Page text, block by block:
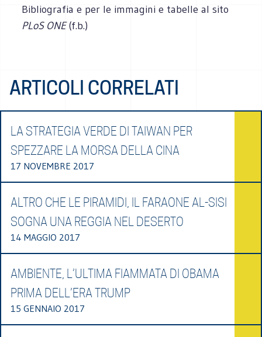
Bibliografia e per le immagini e tabelle al sito
PLoS ONE(f.b.)
ARTICOLI CORRELATI
LA STRATEGIA VERDE DI TAIWAN PER
SPEZZARE LA MORSA DELLA CINA
17 NOVEMBRE 2017
ALTRO CHE LE PIRAMIDI, IL FARAONE AL-SISI
SOGNA UNA REGGIA NEL DESERTO
14 MAGGIO 2017
AMBIENTE, L’ULTIMA FIAMMATA DI OBAMA
PRIMA DELL’ERA TRUMP
15 GENNAIO 2017